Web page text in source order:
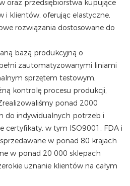
oraz przedsiębiorstwa kupujące
i klientów, oferując elastyczne,
rozwiązania dostosowane do
bazą produkcyjną o
zautomatyzowanymi liniami
sprzętem testowym,
kontrolę procesu produkcji,
ponad 2000
do indywidualnych potrzeb i
certyfikaty, w tym ISO9001, FDA i
w ponad 80 krajach
w ponad 20 000 sklepach
uznanie klientów na całym